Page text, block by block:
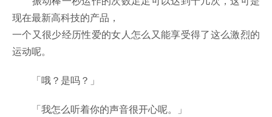
现在最新高科技的产品，
一个又很少经历性爱的女人怎么又能享受得了这么激烈的
运动呢。
「哦？是吗？」
「我怎么听着你的声音很开心呢。」